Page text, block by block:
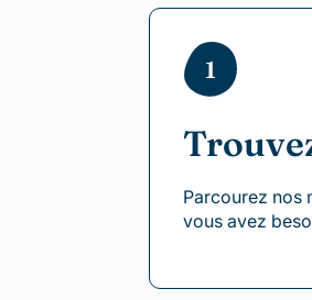
1
Parcourez nos
vous avez